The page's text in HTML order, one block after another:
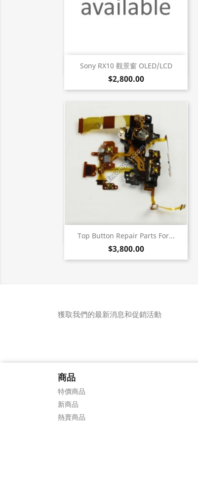
Sony RX10 觀景窗 OLED/LCD
$2,800.00
 快速查看
Top Button Repair Parts For...
$3,800.00
 快速查看
獲取我們的最新消息和促銷活動
商品
特價商品
新商品
熱賣商品